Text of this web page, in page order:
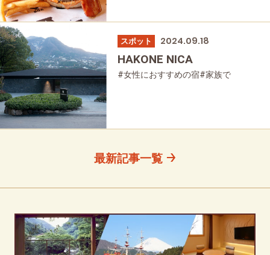
スポット 2024.09.18
HAKONE NICA
#女性におすすめの宿#家族で
最新記事一覧